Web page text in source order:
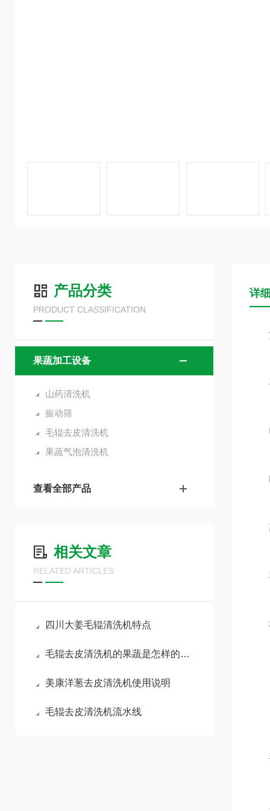
产品分类
PRODUCT CLASSIFICATION
果蔬加工设备
山药清洗机
振动筛
毛辊去皮清洗机
果蔬气泡清洗机
查看全部产品
相关文章
RELATED ARTICLES
四川大姜毛辊清洗机特点
毛辊去皮清洗机的果蔬是怎样的原理运行去皮
美康洋葱去皮清洗机使用说明
毛辊去皮清洗机流水线
详
毛
电
喷
高
毛
核
毛